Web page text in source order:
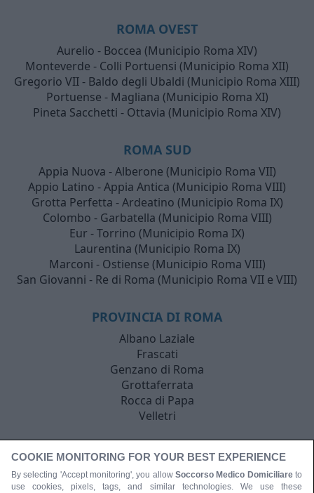
ROMA OVEST
Aurelio - Boccea (Municipio Roma XIV)
Monteverde - Colli Portuensi (Municipio Roma XII)
Gregorio VII - Baldo degli Ubaldi (Municipio Roma XIII)
Portuense - Magliana (Municipio Roma XI)
Pineta Sacchetti - Ottavia (Municipio Roma XIV)
ROMA SUD
Appia Nuova - Alberone (Municipio Roma VII)
Appio Latino - Appia Antica (Municipio Roma VIII)
Grotta Perfetta - Ardeatino (Municipio Roma IX)
Colombo - Garbatella (Municipio Roma VIII)
Eur - Torrino (Municipio Roma IX)
Laurentina (Municipio Roma IX)
Marconi - Ostiense (Municipio Roma VIII)
San Giovanni - Re di Roma (Municipio Roma VII e VIII)
PROVINCIA DI ROMA
Albano Laziale
Frascati
Genzano di Roma
Grottaferrata
Rocca di Papa
Velletri
COOKIE MONITORING FOR YOUR BEST EXPERIENCE
By selecting 'Accept monitoring', you allow Soccorso Medico Domiciliare to
use cookies, pixels, tags, and similar technologies. We use these